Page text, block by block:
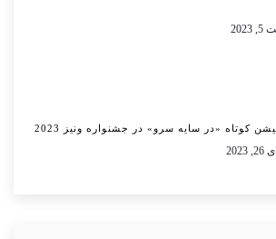
کوتاه «در سایه سرو» در جشنواره ونیز 2023